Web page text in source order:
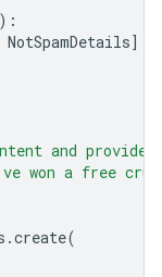
):
NotSpamDetails]
and provide
won a free
.create(